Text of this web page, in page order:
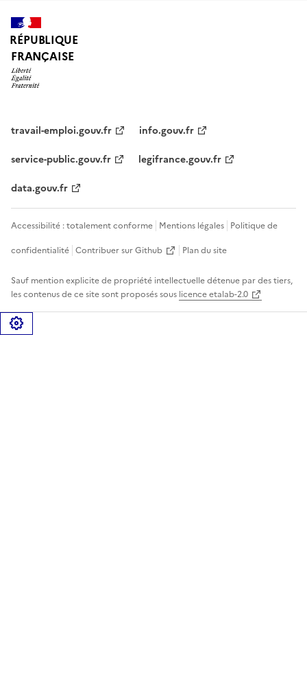
RÉPUBLIQUE
FRANÇAISE
travail-emploi.gouv.fr
info.gouv.fr
service-public.gouv.fr
legifrance.gouv.fr
data.gouv.fr
Accessibilité : totalement conforme Mentions légales Politique de
confidentialité Contribuer sur Github Plan du site
Sauf mention explicite de propriété intellectuelle détenue par des tiers,
les contenus de ce site sont proposés sous licence etalab-2.0
Gérer les cookies